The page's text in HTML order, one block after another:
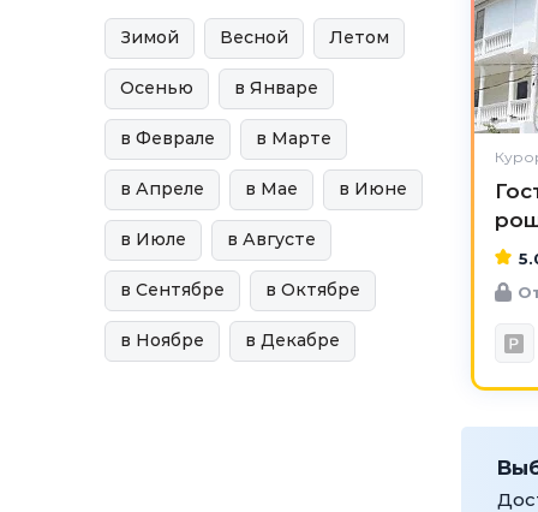
Зимой Весной Летом
Осенью в Январе
в Феврале в Марте
в Апреле в Мае в Июне
в Июле в Августе
в Сентябре в Октябре
в Ноябре в Декабре